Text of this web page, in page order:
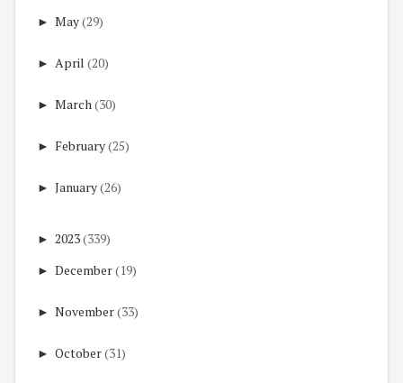
► May(29)
► April (20)
► March(30)
► February(25)
► January(26)
► 2023(339)
► December(19)
► November(33)
► October(31)